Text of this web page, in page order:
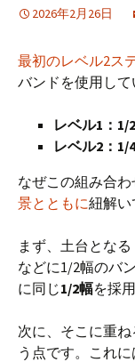
2026年2月26日
最初のレベル2ス
バンドを使用して
レベル1：1/
レベル2：1/
なぜこの組み合
景とともに紐解い
まず、土台とな
などに1/2幅のバ
に同じ1/2幅を採
次に、そこに重
う点です。これに